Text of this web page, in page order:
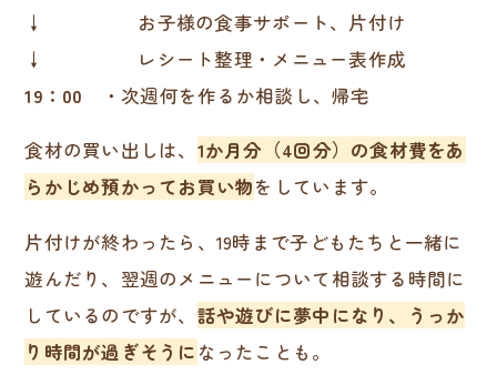
↓ お子様の食事サポート、片付け
↓ レシート整理・メニュー表作成
19：00 ・次週何を作るか相談し、帰宅
食材の買い出しは、 1か月分（4回分）の食材費をあ
らかじめ預かってお買い物をしています。
片付けが終わったら、19時まで子どもたちと一緒に
遊んだり、翌週のメニューについて相談する時間に
しているのですが、 話や遊びに夢中になり、うっか
り時間が過ぎそうに なったことも。